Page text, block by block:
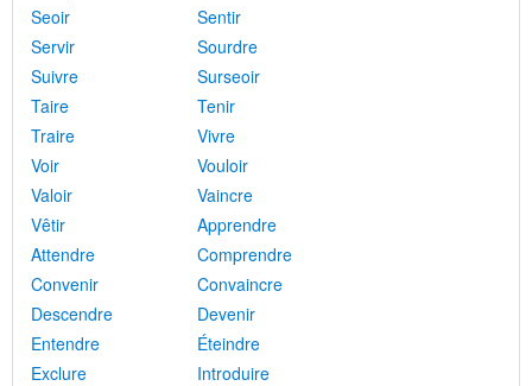
Seoir
Sentir
Servir
Sourdre
Suivre
Surseoir
Taire
Tenir
Traire
Vivre
Voir
Vouloir
Valoir
Vaincre
Vêtir
Apprendre
Attendre
Comprendre
Convenir
Convaincre
Descendre
Devenir
Entendre
Éteindre
Exclure
Introduire